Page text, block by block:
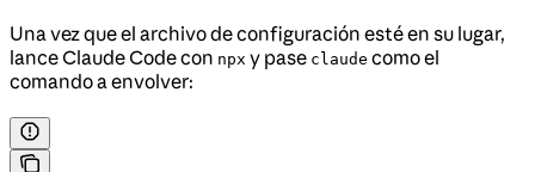
Una vez que el archivo de configuración esté en su lugar,
lance Claude Code con npx y pase claude como el
comando a envolver: